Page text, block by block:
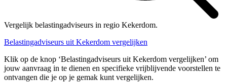
Vergelijk belastingadviseurs in regio Kekerdom.
Belastingadviseurs uit Kekerdom vergelijken
Klik op de knop ‘Belastingadviseurs uit Kekerdom vergelijken’ om
jouw aanvraag in te dienen en specifieke vrijblijvende voorstellen te
ontvangen die je op je gemak kunt vergelijken.